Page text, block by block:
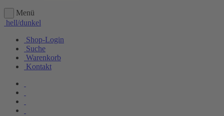
Menü
hell/dunkel
Shop-Login
Suche
Warenkorb
Kontakt